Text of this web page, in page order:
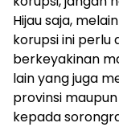
Hijau saja,
korupsi ini perlu
berkeyakinan
lain yang juga
provinsi
kepada